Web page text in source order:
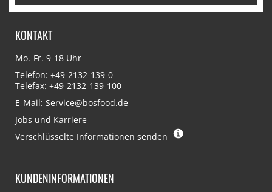
KONTAKT
Mo.-Fr. 9-18 Uhr
Telefon: +49-2132-139-0
Telefax: +49-2132-139-100
E-Mail: Service@bosfood.de
Jobs und Karriere
Verschlüsselte Informationen senden
KUNDENINFORMATIONEN